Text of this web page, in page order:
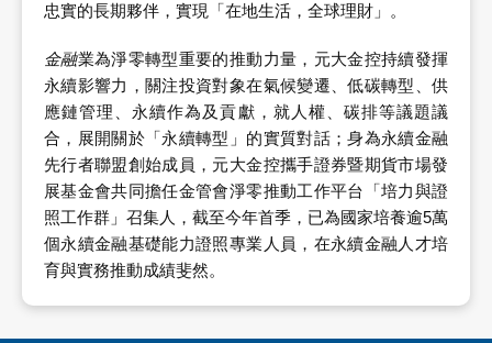
忠實的長期夥伴，實現「在地生活，全球理財」。
金融業為淨零轉型重要的推動力量，元大金控持續發揮
永續影響力，關注投資對象在氣候變遷、低碳轉型、供
應鏈管理、永續作為及貢獻，就人權、碳排等議題議
合，展開關於「永續轉型」的實質對話；身為永續金融
先行者聯盟創始成員，元大金控攜手證券暨期貨市場發
展基金會共同擔任金管會淨零推動工作平台「培力與證
照工作群」召集人，截至今年首季，已為國家培養逾5萬
個永續金融基礎能力證照專業人員，在永續金融人才培
育與實務推動成績斐然。